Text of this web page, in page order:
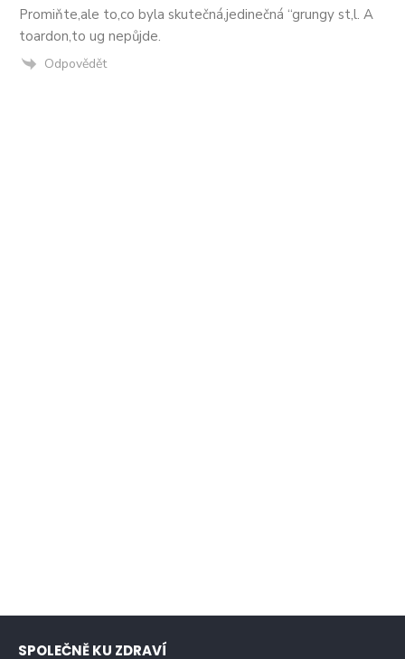
Promiňte,ale to,co byla skutečná,jedinečná “grungy st,l. A
toardon,to ug nepůjde.
Odpovědět
SPOLEČNĚ KU ZDRAVÍ